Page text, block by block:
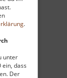
.
unter
ein, dass
Der
echter
die